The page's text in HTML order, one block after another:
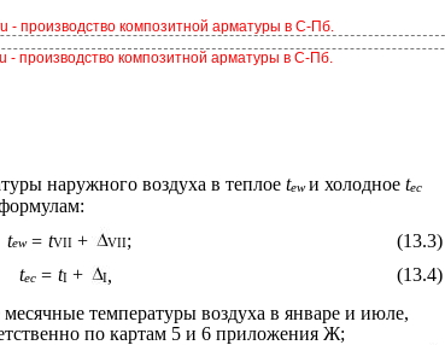
- производство композитной арматуры в С-Пб.
- производство композитной арматуры в С-Пб.
наружного воздуха в теплое tewи холодное tec
tew = tVII + VII;
(13.3)
tec = tI + I,
(13.4)
температуры воздуха в январе и июле,
по картам 5 и 6 приложения Ж;